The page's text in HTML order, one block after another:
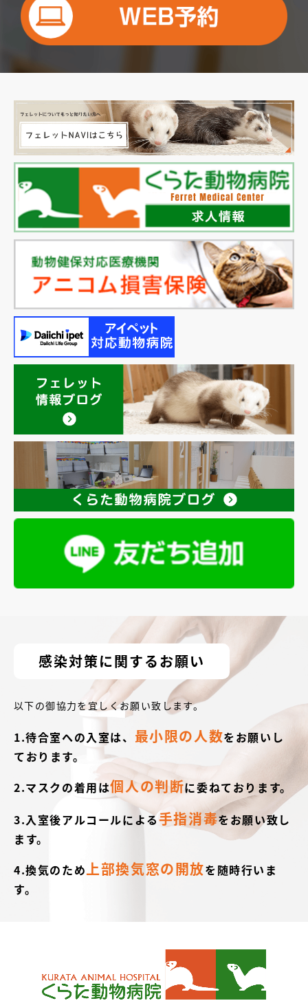
感染対策に関するお願い
以下の御協力を宜しくお願い致します。
1.待合室への入室は、 最小限の人数をお願いし
ております。
2.マスクの着用は個人の判断に委ねております。
3.入室後アルコールによる手指消毒をお願い致し
ます。
4.換気のため上部換気窓の開放を随時行いま
す。